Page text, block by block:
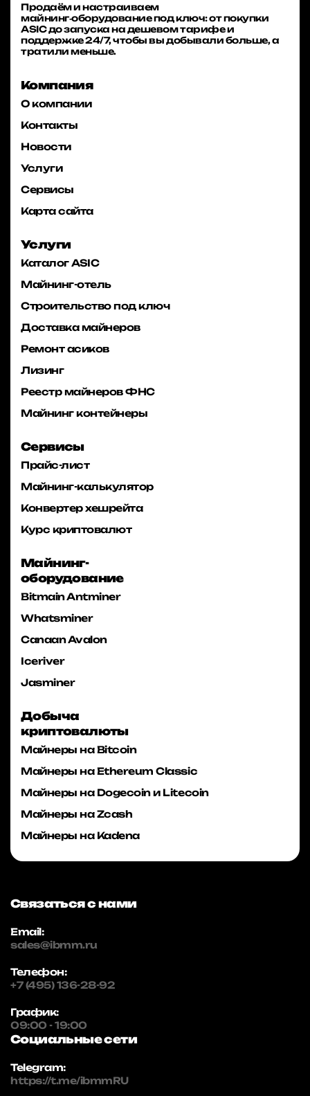
Продаём и настраиваем
майнинг‑оборудование под ключ: от покупки
ASIC до запуска на дешевом тарифе и
поддержке 24/7, чтобы вы добывали больше, а
тратили меньше.
Компания
О компании
Контакты
Новости
Услуги
Сервисы
Карта сайта
Услуги
Каталог ASIC
Майнинг-отель
Строительство под ключ
Доставка майнеров
Ремонт асиков
Лизинг
Реестр майнеров ФНС
Майнинг контейнеры
Сервисы
Прайс-лист
Майнинг-калькулятор
Конвертер хешрейта
Курс криптовалют
Майнинг-
оборудование
Bitmain Antminer
Whatsminer
Canaan Avalon
Iceriver
Jasminer
Добыча
криптовалюты
Майнеры на Bitcoin
Майнеры на Ethereum Classic
Майнеры на Dogecoin и Litecoin
Майнеры на Zcash
Майнеры на Kadena
Связаться с нами
Email:
sales@ibmm.ru
Телефон:
+7 (495) 136-28-92
График:
09:00 - 19:00
Социальные сети
Telegram:
https://t.me/ibmmRU